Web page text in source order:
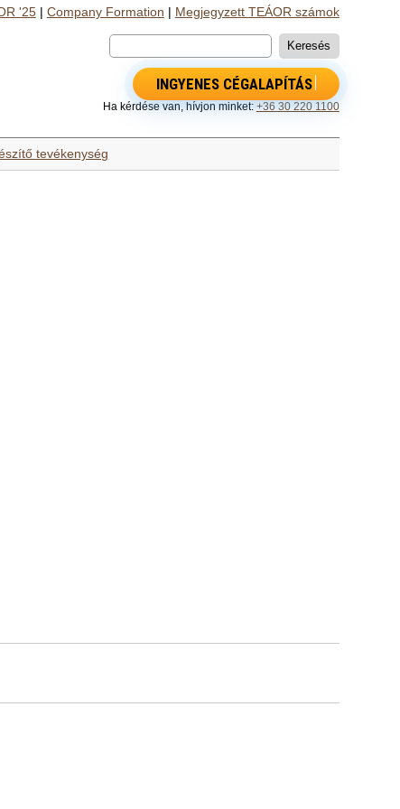
'25| Company Formation Megjegyzett TEÁOR számok
INGYENES CÉGALAPÍTÁS
Ha kérdése van, hívjon minket:+36 30 220 1100
tevékenység